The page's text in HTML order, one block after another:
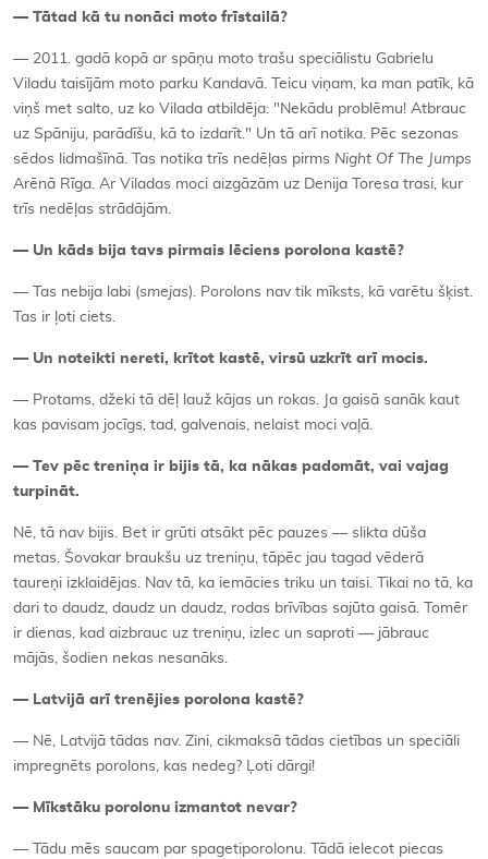
— Tātad kā tu nonāci moto frīstailā?
— 2011. gadā kopā ar spāņu moto trašu speciālistu Gabrielu
Viladu taisījām moto parku Kandavā. Teicu viņam, ka man patīk, kā
viņš met salto, uz ko Vilada atbildēja: "Nekādu problēmu! Atbrauc
uz Spāniju, parādīšu, kā to izdarīt." Un tā arī notika. Pēc sezonas
sēdos lidmašīnā. Tas notika trīs nedēļas pirms Night Of The Jumps
Arēnā Rīga. Ar Viladas moci aizgāzām uz Denija Toresa trasi, kur
trīs nedēļas strādājām.
— Un kāds bija tavs pirmais lēciens porolona kastē?
— Tas nebija labi (smejas). Porolons nav tik mīksts, kā varētu šķist.
Tas ir ļoti ciets.
— Un noteikti nereti, krītot kastē, virsū uzkrīt arī mocis.
— Protams, džeki tā dēļ lauž kājas un rokas. Ja gaisā sanāk kaut
kas pavisam jocīgs, tad, galvenais, nelaist moci vaļā.
— Tev pēc treniņa ir bijis tā, ka nākas padomāt, vai vajag
turpināt.
Nē, tā nav bijis. Bet ir grūti atsākt pēc pauzes — slikta dūša
metas. Šovakar braukšu uz treniņu, tāpēc jau tagad vēderā
taureņi izklaidējas. Nav tā, ka iemācies triku un taisi. Tikai no tā, ka
dari to daudz, daudz un daudz, rodas brīvības sajūta gaisā. Tomēr
ir dienas, kad aizbrauc uz treniņu, izlec un saproti — jābrauc
mājās, šodien nekas nesanāks.
— Latvijā arī trenējies porolona kastē?
— Nē, Latvijā tādas nav. Zini, cikmaksā tādas cietības un speciāli
impregnēts porolons, kas nedeg? Ļoti dārgi!
— Mīkstāku porolonu izmantot nevar?
— Tādu mēs saucam par spagetiporolonu. Tādā ielecot piecas